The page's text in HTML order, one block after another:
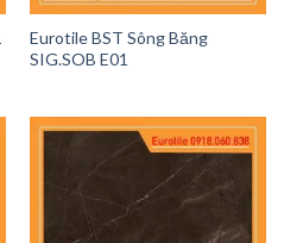
Eurotile BST Sông Băng
SIG.SOB E01